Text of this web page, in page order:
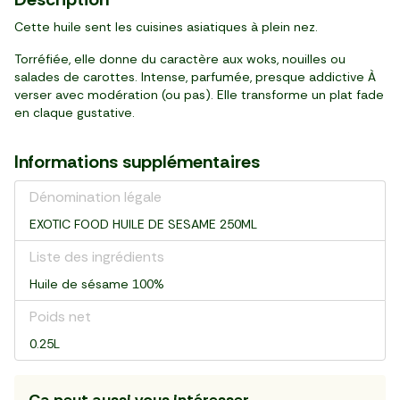
Cette huile sent les cuisines asiatiques à plein nez.
Torréfiée, elle donne du caractère aux woks, nouilles ou
salades de carottes. Intense, parfumée, presque addictive À
verser avec modération (ou pas). Elle transforme un plat fade
en claque gustative.
Informations supplémentaires
Dénomination légale
EXOTIC FOOD HUILE DE SESAME 250ML
Liste des ingrédients
Huile de sésame 100%
Poids net
0.25L